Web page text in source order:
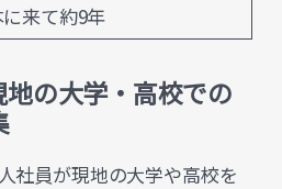
に来て約9年
地の大学・高校での
社員が現地の大学や高校を